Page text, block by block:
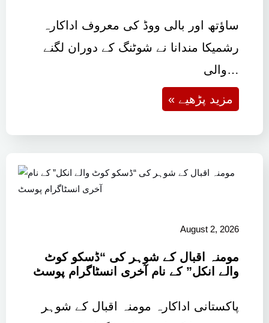
ساؤتھ اور بالی ووڈ کی معروف اداکارہ
رشمیکا مندانا نے شوٹنگ کے دوران لگنے
والی…
« مزید پڑھیے
August 2, 2026
مومنہ اقبال کے شوہر کی “ڈسکو کوٹ
والے انکل” کے نام آخری انسٹاگرام پوسٹ
پاکستانی اداکارہ مومنہ اقبال کے شوہر